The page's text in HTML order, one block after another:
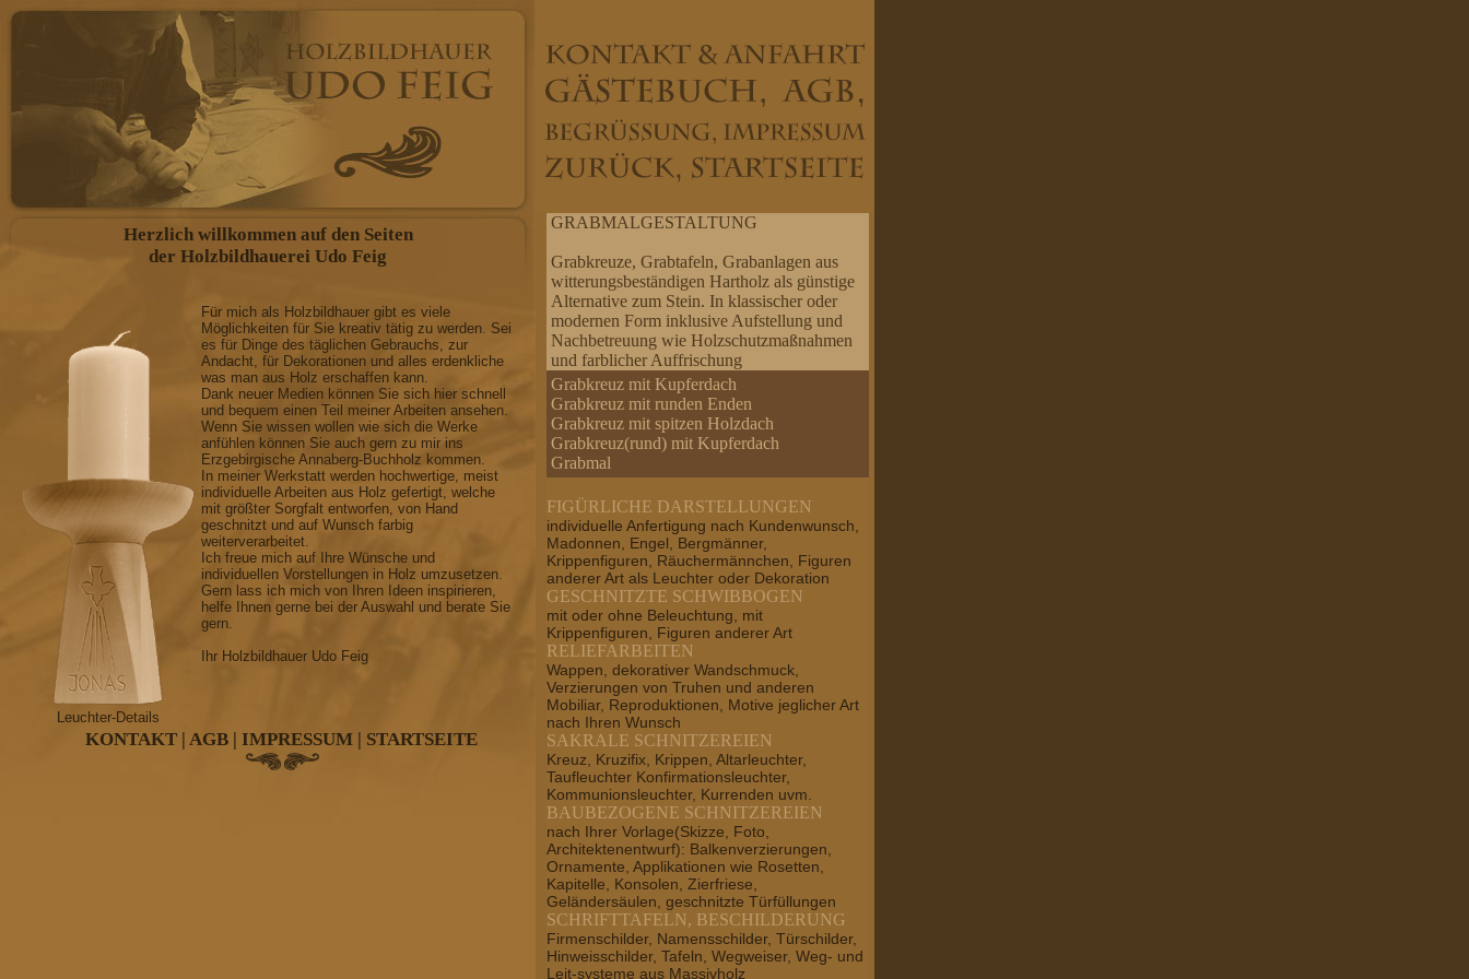
GRABMALGESTALTUNG
Grabkreuze, Grabtafeln, Grabanlagen aus
witterungsbeständigen Hartholz als günstige
Alternative zum Stein. In klassischer oder
modernen Form inklusive Aufstellung und
Nachbetreuung wie Holzschutzmaßnahmen
und farblicher Auffrischung
Grabkreuz mit Kupferdach
Grabkreuz mit runden Enden
Grabkreuz mit spitzen Holzdach
Grabkreuz(rund) mit Kupferdach
Grabmal
FIGÜRLICHE DARSTELLUNGEN
individuelle Anfertigung nach Kundenwunsch,
Madonnen, Engel, Bergmänner,
Krippenfiguren, Räuchermännchen, Figuren
anderer Art als Leuchter oder Dekoration
GESCHNITZTE SCHWIBBOGEN
mit oder ohne Beleuchtung, mit
Krippenfiguren, Figuren anderer Art
RELIEFARBEITEN
Wappen, dekorativer Wandschmuck,
Verzierungen von Truhen und anderen
Mobiliar, Reproduktionen, Motive jeglicher Art
nach Ihren Wunsch
SAKRALE SCHNITZEREIEN
Kreuz, Kruzifix, Krippen, Altarleuchter,
Taufleuchter Konfirmationsleuchter,
Kommunionsleuchter, Kurrenden uvm.
BAUBEZOGENE SCHNITZEREIEN
nach Ihrer Vorlage(Skizze, Foto,
Architektenentwurf): Balkenverzierungen,
Ornamente, Applikationen wie Rosetten,
Kapitelle, Konsolen, Zierfriese,
Geländersäulen, geschnitzte Türfüllungen
SCHRIFTTAFELN, BESCHILDERUNG
Firmenschilder, Namensschilder, Türschilder,
Hinweisschilder, Tafeln, Wegweiser, Weg- und
Leit-systeme aus Massivholz
Herzlich willkommen auf den Seiten
der Holzbildhauerei Udo Feig
Leuchter-Details
Für mich als Holzbildhauer gibt es viele
Möglichkeiten für Sie kreativ tätig zu werden. Sei
es für Dinge des täglichen Gebrauchs, zur
Andacht, für Dekorationen und alles erdenkliche
was man aus Holz erschaffen kann.
Dank neuer Medien können Sie sich hier schnell
und bequem einen Teil meiner Arbeiten ansehen.
Wenn Sie wissen wollen wie sich die Werke
anfühlen können Sie auch gern zu mir ins
Erzgebirgische Annaberg-Buchholz kommen.
In meiner Werkstatt werden hochwertige, meist
individuelle Arbeiten aus Holz gefertigt, welche
mit größter Sorgfalt entworfen, von Hand
geschnitzt und auf Wunsch farbig
weiterverarbeitet.
Ich freue mich auf Ihre Wünsche und
individuellen Vorstellungen in Holz umzusetzen.
Gern lass ich mich von Ihren Ideen inspirieren,
helfe Ihnen gerne bei der Auswahl und berate Sie
gern.
Ihr Holzbildhauer Udo Feig
KONTAKT | AGB | IMPRESSUM | STARTSEITE